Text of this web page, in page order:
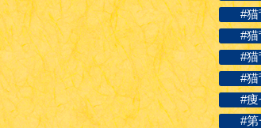
#猫
#猫
#猫
#猫
#
#